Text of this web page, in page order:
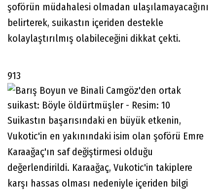
şoförün müdahalesi olmadan ulaşılamayacağını
belirterek, suikastın içeriden destekle
kolaylaştırılmış olabileceğini dikkat çekti.
913
Suikastın başarısındaki en büyük etkenin,
Vukotic'in en yakınındaki isim olan şoförü Emre
Karaağaç'ın saf değiştirmesi olduğu
değerlendirildi. Karaağaç, Vukotic'in takiplere
karşı hassas olması nedeniyle içeriden bilgi